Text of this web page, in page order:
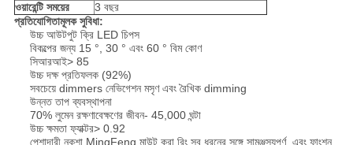
ওয়ারেন্টি সময়ের
3 বছর
প্রতিযোগিতামূলক সুবিধা:
উচ্চ আউটপুট ক্রি LED চিপস
বিকল্পের জন্য 15 °, 30 ° এবং 60 ° বিম কোণ
সিআরআই> 85
উচ্চ দক্ষ প্রতিফলক (92%)
সবচেয়ে dimmers নেভিগেশন মসৃণ এবং রৈখিক dimming
উন্নত তাপ ব্যবস্থাপনা
70% লুমেন রক্ষণাবেক্ষণের জীবন- 45,000 ঘন্টা
উচ্চ ক্ষমতা ফ্যাক্টর> 0.92
পেশাদারী নকশা MingFeng মাউন্ট করা রিং সব ধরনের সঙ্গে সামঞ্জস্যপূর্ণ, এবং ফাংশন